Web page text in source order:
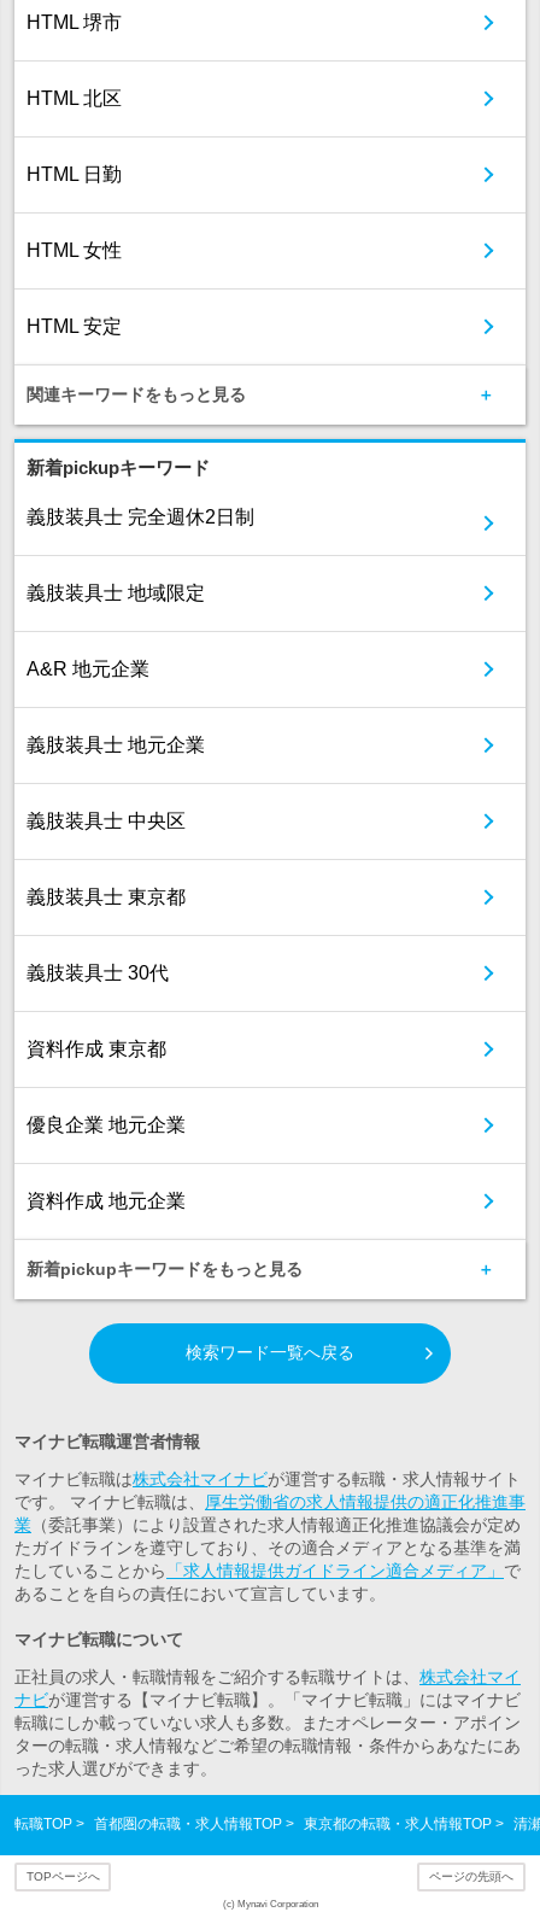
HTML 堺市
HTML 北区
HTML 日勤
HTML 女性
HTML 安定
関連キーワードをもっと見る
新着pickupキーワード
義肢装具士 完全週休2日制
義肢装具士 地域限定
A&R 地元企業
義肢装具士 地元企業
義肢装具士 中央区
義肢装具士 東京都
義肢装具士 30代
資料作成 東京都
優良企業 地元企業
資料作成 地元企業
新着pickupキーワードをもっと見る
検索ワード一覧へ戻る
マイナビ転職運営者情報
マイナビ転職は株式会社マイナビが運営する転職・求人情報サイト
です。 マイナビ転職は、
厚生労働省の求人情報提供の適正化推進事
業 （委託事業）により設置された求人情報適正化推進協議会が定め
たガイドラインを遵守しており、その適合メディアとなる基準を満
たしていることから
「求人情報提供ガイドライン適合メディア」 で
あることを自らの責任において宣言しています。
マイナビ転職について
正社員の求人・転職情報をご紹介する転職サイトは、 株式会社マイ
ナビが運営する【マイナビ転職】。「マイナビ転職」にはマイナビ
転職にしか載っていない求人も多数。またオペレーター・アポイン
ターの転職・求人情報などご希望の転職情報・条件からあなたにあ
った求人選びができます。
転職TOP 首都圏の転職・求人情報TOP 東京都の転職・求人情報TOP 清
TOPページへ ページの先頭へ
(c) Mynavi Corporation